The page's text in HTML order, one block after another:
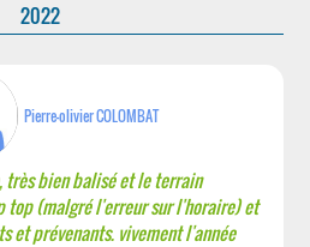
2022
Pierre-olivier COLOMBAT
très bien balisé et le terrain
top (malgré l'erreur sur l'horaire) et
et prévenants. vivement l'année